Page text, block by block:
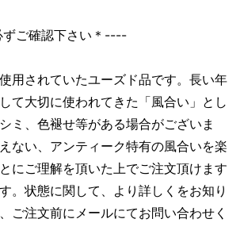
ご確認下さい＊----
用されていたユーズド品です。長い年
て大切に使われてきた「風合い」とし
ミ、色褪せ等がある場合がございま
ない、アンティーク特有の風合いを楽
にご理解を頂いた上でご注文頂けます
。状態に関して、より詳しくをお知り
ご注文前にメールにてお問い合わせく